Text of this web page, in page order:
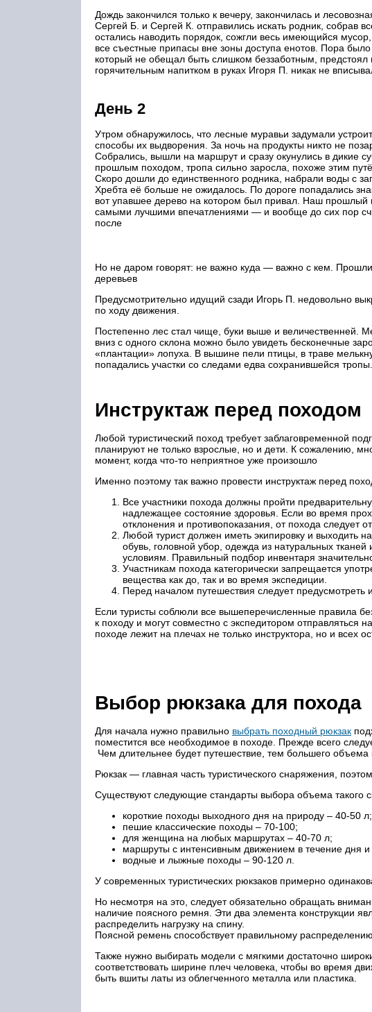
Дождь закончился только к вечеру, закончилась и
Сергей Б. и Сергей К. отправились искать родник, собрав
остались наводить порядок, сожгли весь имеющийся
все съестные припасы вне зоны доступа енотов. Пора
который не обещал быть слишком беззаботным,
горячительным напитком в руках Игоря П. никак не
День 2
Утром обнаружилось, что лесные муравьи задумали
способы их выдворения. За ночь на продукты никто не
Собрались, вышли на маршрут и сразу окунулись в дикие
прошлым походом, тропа сильно заросла, похоже этим
Скоро дошли до единственного родника, набрали воды с
Хребта её больше не ожидалось. По дороге попадались
вот упавшее дерево на котором был привал. Наш прошлый
самыми лучшими впечатлениями — и вообще до сих пор
после
Но не даром говорят: не важно куда — важно с кем.
деревьев
Предусмотрительно идущий сзади Игорь П. недовольно
по ходу движения.
Постепенно лес стал чище, буки выше и величественней.
вниз с одного склона можно было увидеть бесконечные
«плантации» лопуха. В вышине пели птицы, в траве
попадались участки со следами едва сохранившейся
Инструктаж перед походом
Любой туристический поход требует заблаговременной
планируют не только взрослые, но и дети. К сожалению,
момент, когда что-то неприятное уже произошло
Именно поэтому так важно провести инструктаж перед
Все участники похода должны пройти
надлежащее состояние здоровья. Если во время
отклонения и противопоказания, от похода следует
Любой турист должен иметь экипировку и выходить
обувь, головной убор, одежда из натуральных
условиям. Правильный подбор инвентаря
Участникам похода категорически запрещается
вещества как до, так и во время экспедиции.
Перед началом путешествия следует предусмотреть
Если туристы соблюли все вышеперечисленные правила
к походу и могут совместно с экспедитором отправляться
походе лежит на плечах не только инструктора, но и всех
Выбор рюкзака для похода
Для начала нужно правильно выбрать походный рюкзак
поместится все необходимое в походе. Прежде всего
Чем длительнее будет путешествие, тем большего объема
Рюкзак — главная часть туристического снаряжения,
Существуют следующие стандарты выбора объема такого
короткие походы выходного дня на природу – 40-50 л;
пешие классические походы – 70-100;
для женщина на любых маршрутах – 40-70 л;
маршруты с интенсивным движением в течение дня
водные и лыжные походы – 90-120 л.
У современных туристических рюкзаков примерно
Но несмотря на это, следует обязательно обращать
наличие поясного ремня. Эти два элемента конструкции
распределить нагрузку на спину.
Поясной ремень способствует правильному
Также нужно выбирать модели с мягкими достаточно
соответствовать ширине плеч человека, чтобы во время
быть вшиты латы из облегченного металла или пластика.